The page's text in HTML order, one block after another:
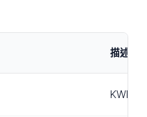
描述
KWE